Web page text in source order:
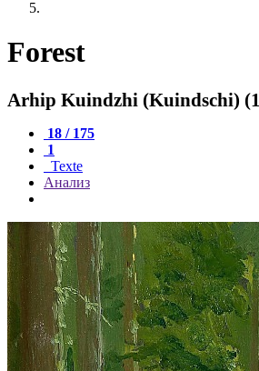
Forest
Arhip Kuindzhi (Kuindschi)
18 / 175
1
Texte
Анализ